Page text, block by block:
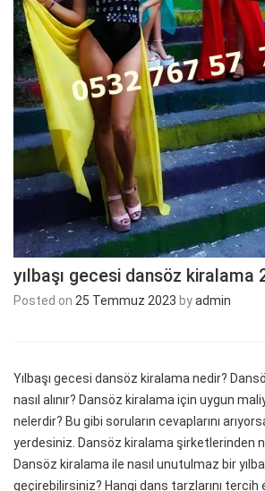
yılbaşı gecesi dansöz kiralama
Posted on 25 Temmuz 2023 byadmin
Yılbaşı gecesi dansöz kiralama nedir?
nasıl alınır? Dansöz kiralama için uygun
nelerdir? Bu gibi soruların cevaplarını
yerdesiniz. Dansöz kiralama şirketlerinden
Dansöz kiralama ile nasıl unutulmaz bir
geçirebilirsiniz? Hangi dans tarzlarını tercih